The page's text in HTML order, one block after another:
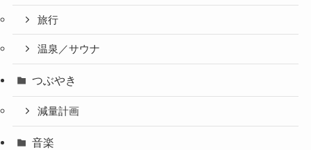
旅行
温泉／サウナ
つぶやき
減量計画
音楽